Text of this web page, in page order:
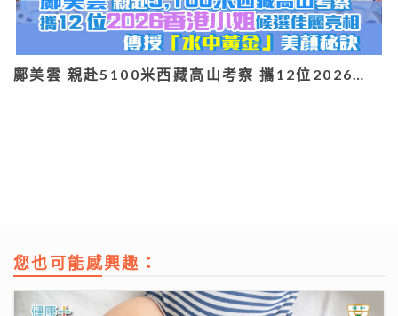
鄺美雲 親赴5100米西藏高山考察 攜12位2026…
您也可能感興趣：